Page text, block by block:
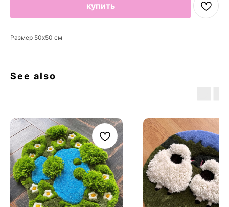
купить
Размер 50х50 см
See also